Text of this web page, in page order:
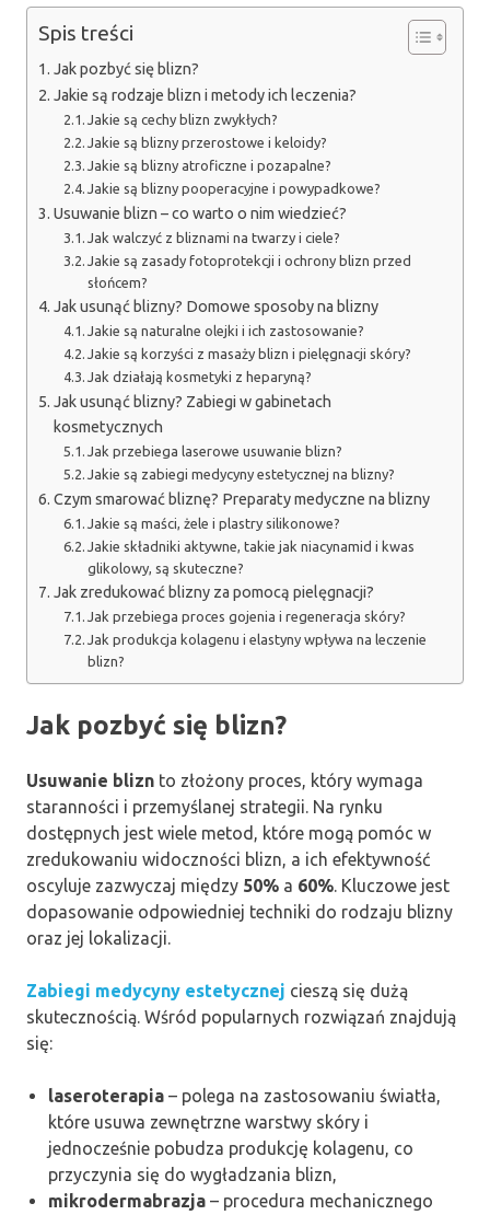
Spis treści
Jak pozbyć się blizn?
Jakie są rodzaje blizn i metody ich leczenia?
Jakie są cechy blizn zwykłych?
Jakie są blizny przerostowe i keloidy?
Jakie są blizny atroficzne i pozapalne?
Jakie są blizny pooperacyjne i powypadkowe?
Usuwanie blizn – co warto o nim wiedzieć?
Jak walczyć z bliznami na twarzy i ciele?
Jakie są zasady fotoprotekcji i ochrony blizn przed
słońcem?
Jak usunąć blizny? Domowe sposoby na blizny
Jakie są naturalne olejki i ich zastosowanie?
Jakie są korzyści z masaży blizn i pielęgnacji skóry?
Jak działają kosmetyki z heparyną?
Jak usunąć blizny? Zabiegi w gabinetach
kosmetycznych
Jak przebiega laserowe usuwanie blizn?
Jakie są zabiegi medycyny estetycznej na blizny?
Czym smarować bliznę? Preparaty medyczne na blizny
Jakie są maści, żele i plastry silikonowe?
Jakie składniki aktywne, takie jak niacynamid i kwas
glikolowy, są skuteczne?
Jak zredukować blizny za pomocą pielęgnacji?
Jak przebiega proces gojenia i regeneracja skóry?
Jak produkcja kolagenu i elastyny wpływa na leczenie
blizn?
Jak pozbyć się blizn?
Usuwanie blizn to złożony proces, który wymaga
staranności i przemyślanej strategii. Na rynku
dostępnych jest wiele metod, które mogą pomóc w
zredukowaniu widoczności blizn, a ich efektywność
oscyluje zazwyczaj między 50% a 60%. Kluczowe jest
dopasowanie odpowiedniej techniki do rodzaju blizny
oraz jej lokalizacji.
Zabiegi medycyny estetycznej cieszą się dużą
skutecznością. Wśród popularnych rozwiązań znajdują
się:
laseroterapia – polega na zastosowaniu światła,
które usuwa zewnętrzne warstwy skóry i
jednocześnie pobudza produkcję kolagenu, co
przyczynia się do wygładzania blizn,
mikrodermabrazja – procedura mechanicznego